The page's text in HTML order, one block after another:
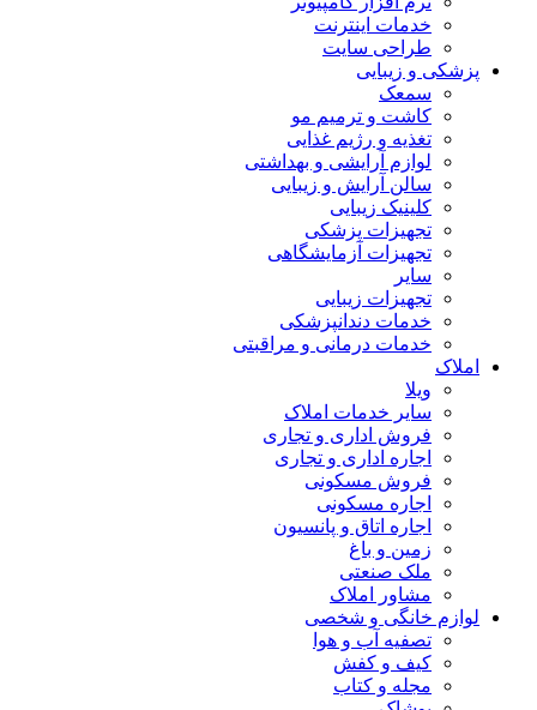
خدمات اینترنت
طراحی سایت
پزشکی و زیبایی
سمعک
کاشت و ترمیم مو
تغذیه و رژیم غذایی
لوازم آرایشی و بهداشتی
سالن آرایش و زیبایی
کلینیک زیبایی
تجهیزات پزشکی
تجهیزات آزمایشگاهی
سایر
تجهیزات زیبایی
خدمات دندانپزشکی
خدمات درمانی و مراقبتی
املاک
ویلا
سایر خدمات املاک
فروش اداری و تجاری
اجاره اداری و تجاری
فروش مسکونی
اجاره مسکونی
اجاره اتاق و پانسیون
زمین و باغ
ملک صنعتی
مشاور املاک
لوازم خانگی و شخصی
تصفیه آب و هوا
کیف و کفش
مجله و کتاب